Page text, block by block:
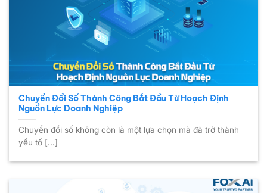
Chuyển Đổi Số Thành Công Bắt Đầu Từ Hoạch Định
Nguồn Lực Doanh Nghiệp
Chuyển đổi số không còn là một lựa chọn mà đã trở thành
yếu tố [...]